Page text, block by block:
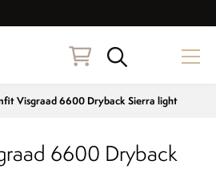
Zoeken
Visgraad 6600 Dryback Sierra light
6600 Dryback